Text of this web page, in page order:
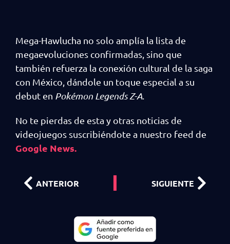
Mega-Hawlucha no solo amplía la lista de
megaevoluciones confirmadas, sino que
también refuerza la conexión cultural de la saga
con México, dándole un toque especial a su
debut en Pokémon Legends Z-A.
No te pierdas de esta y otras noticias de
videojuegos suscribiéndote a nuestro feed de
Google News.
ANTERIOR SIGUIENTE